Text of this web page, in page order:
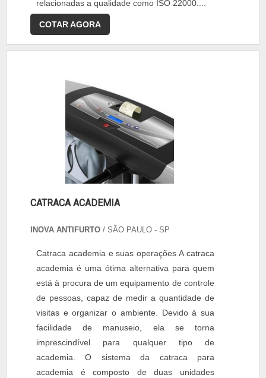
relacionadas a qualidade como ISO 22000....
COTAR AGORA
CATRACA ACADEMIA
INOVA ANTIFURTO / SÃO PAULO - SP
Catraca academia e suas operações A catraca
academia é uma ótima alternativa para quem
está à procura de um equipamento de controle
de pessoas, capaz de medir a quantidade de
visitas e organizar o ambiente. Devido à sua
facilidade de manuseio, ela se torna
imprescindível para qualquer tipo de
academia. O sistema da catraca para
academia é composto de duas unidades